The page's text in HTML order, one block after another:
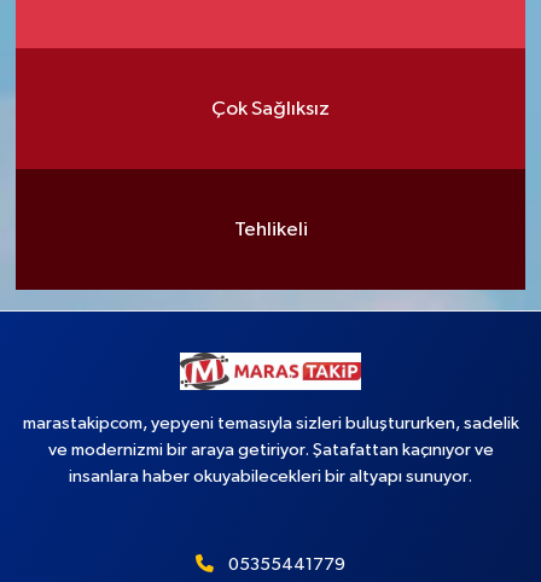
Çok Sağlıksız
Tehlikeli
marastakipcom, yepyeni temasıyla sizleri buluştururken, sadelik
ve modernizmi bir araya getiriyor. Şatafattan kaçınıyor ve
insanlara haber okuyabilecekleri bir altyapı sunuyor.
05355441779